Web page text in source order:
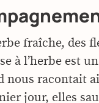
fraîche, des
à l’herbe est
nous racontait
jour, elles